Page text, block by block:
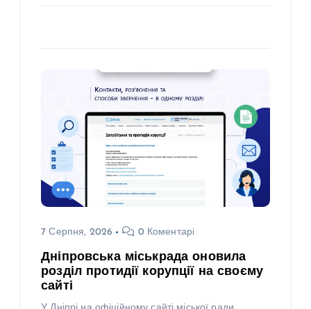
7 Серпня, 2026 0 Коментарі
Дніпровська міськрада оновила
розділ протидії корупції на своєму
сайті